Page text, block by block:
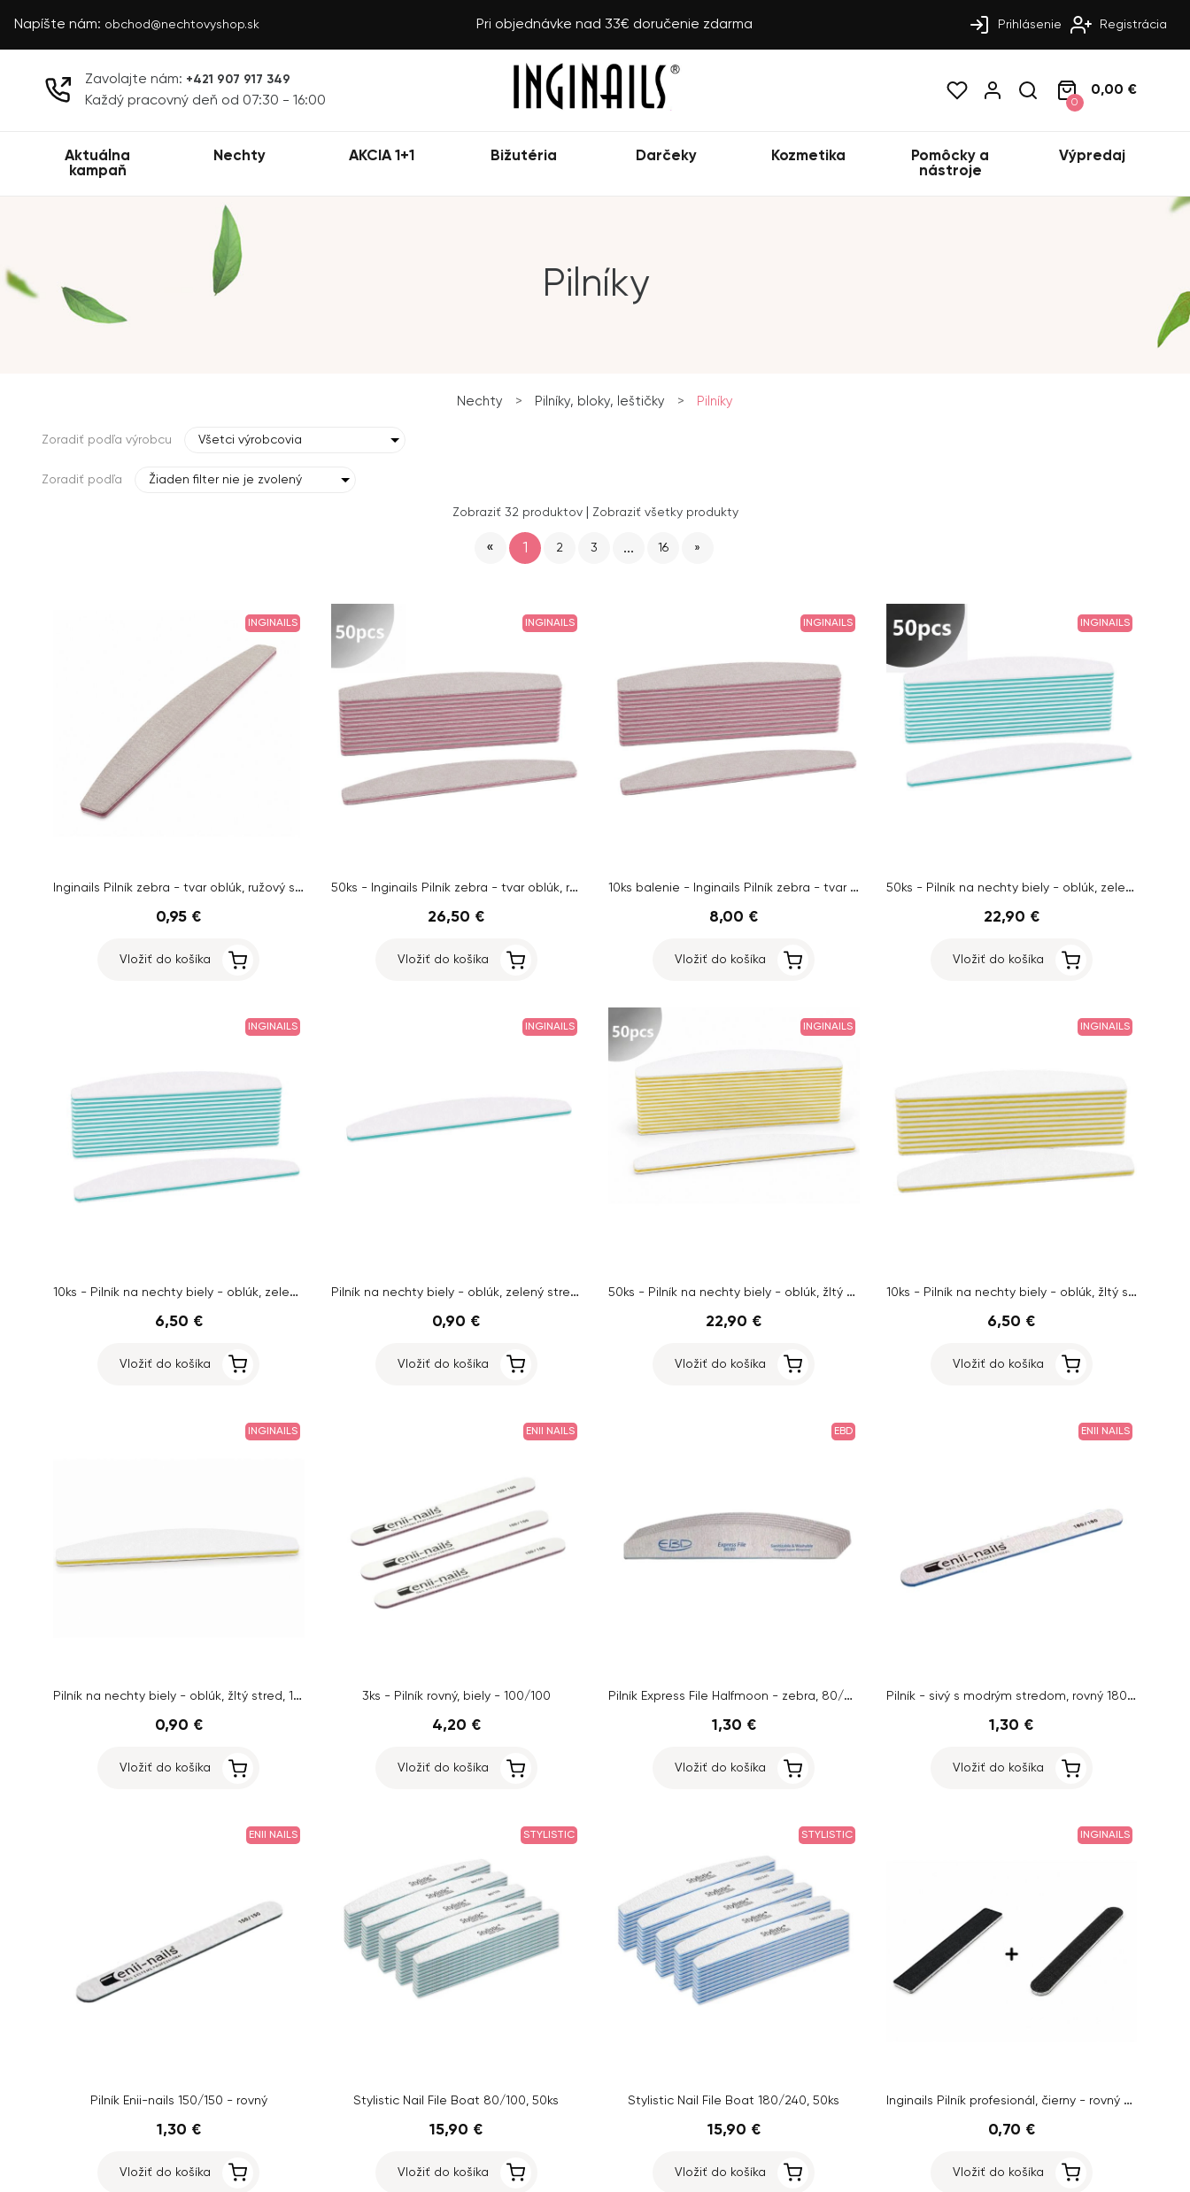
Napíšte nám: obchod@nechtovyshop.sk Pri objednávke nad 33€ doručenie zdarma Prihlásenie Registrácia
Zavolajte nám: +421 907 917 349
Každý pracovný deň od 07:30 - 16:00 0
0,00 €
Aktuálna
kampaň
Nechty AKCIA 1+1 Bižutéria Darčeky Kozmetika
Pomôcky a
nástroje
Výpredaj
Pilníky
Nechty > Pilníky, bloky, leštičky > Pilníky
Zoradiť podľa výrobcu Všetci výrobcovia
Zoradiť podľa Žiaden filter nie je zvolený
Zobraziť 32 produktov| Zobraziť všetky produkty
« 1 2 3 ... 16 »
INGINAILS
Inginails Pilník zebra - tvar oblúk, ružový stred, 100/150
0,95 €
Vložiť do košíka
INGINAILS
50ks - Inginails Pilník zebra - tvar oblúk, ružový stred, 100/150
26,50 €
Vložiť do košíka
INGINAILS
10ks balenie - Inginails Pilník zebra - tvar oblúk, ružový stred, 100/150
8,00 €
Vložiť do košíka
INGINAILS
50ks - Pilník na nechty biely - oblúk, zelený stred, 100/180
22,90 €
Vložiť do košíka
INGINAILS
10ks - Pilník na nechty biely - oblúk, zelený stred, 100/180
6,50 €
Vložiť do košíka
INGINAILS
Pilník na nechty biely - oblúk, zelený stred, 100/180
0,90 €
Vložiť do košíka
INGINAILS
50ks - Pilník na nechty biely - oblúk, žltý stred, 100/180
22,90 €
Vložiť do košíka
INGINAILS
10ks - Pilník na nechty biely - oblúk, žltý stred, 100/180
6,50 €
Vložiť do košíka
INGINAILS
Pilník na nechty biely - oblúk, žltý stred, 100/180
0,90 €
Vložiť do košíka
ENII NAILS
3ks - Pilník rovný, biely - 100/100
4,20 €
Vložiť do košíka
EBD
Pilník Express File Halfmoon - zebra, 80/80
1,30 €
Vložiť do košíka
ENII NAILS
Pilník - sivý s modrým stredom, rovný 180/180
1,30 €
Vložiť do košíka
ENII NAILS
Pilník Enii-nails 150/150 - rovný
1,30 €
Vložiť do košíka
STYLISTIC
Stylistic Nail File Boat 80/100, 50ks
15,90 €
Vložiť do košíka
STYLISTIC
Stylistic Nail File Boat 180/240, 50ks
15,90 €
Vložiť do košíka
INGINAILS
Inginails Pilník profesionál, čierny - rovný 80/80 a obdĺžnik 80/80 - AKCIA 1+1 ZADARMO
0,70 €
Vložiť do košíka